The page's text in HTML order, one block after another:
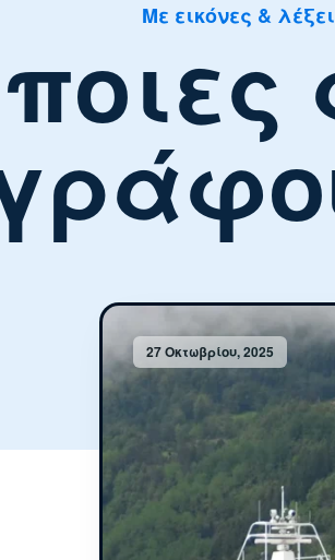
Με εικόνες &
27 Οκτωβρίου, 2025